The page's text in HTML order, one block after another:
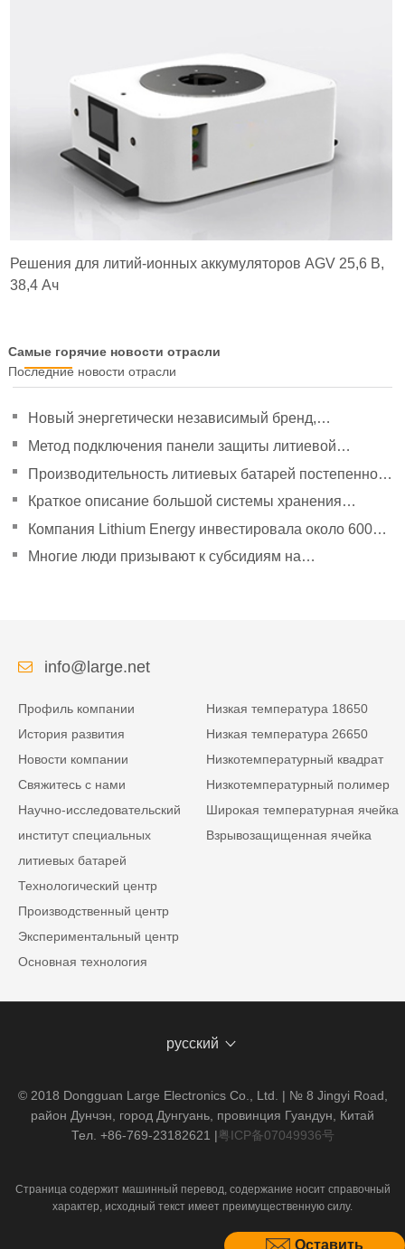
Решения для литий-ионных аккумуляторов AGV 25,6 В,
38,4 Ач
Самые горячие новости отрасли
Последние новости отрасли
Новый энергетически независимый бренд,
направленный на политическое руководство, чтобы
удвоить свое давление
Метод подключения панели защиты литиевой
батареи
Производительность литиевых батарей постепенно
улучшилась.
Краткое описание большой системы хранения
энергии Tesla Powerpack
Компания Lithium Energy инвестировала около 600
миллионов юаней в создание дочерних компаний.
Многие люди призывают к субсидиям на
Оставить
info@large.net
Профиль компании
История развития
Новости компании
Свяжитесь с нами
Научно-исследовательский
институт специальных
литиевых батарей
Технологический центр
Производственный центр
Экспериментальный центр
Основная технология
Низкая температура 18650
Низкая температура 26650
Низкотемпературный квадрат
Низкотемпературный полимер
Широкая температурная ячейка
Взрывозащищенная ячейка
русский
© 2018 Dongguan Large Electronics Co., Ltd. | № 8 Jingyi Road,
район Дунчэн, город Дунгуань, провинция Гуандун, Китай
Тел. +86-769-23182621 |粤ICP备07049936号
Страница содержит машинный перевод, содержание носит справочный
характер, исходный текст имеет преимущественную силу.